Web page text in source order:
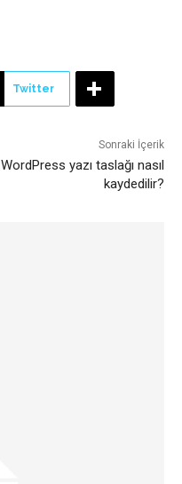
Twitter
Sonraki İçerik
WordPress yazı taslağı nasıl
kaydedilir?